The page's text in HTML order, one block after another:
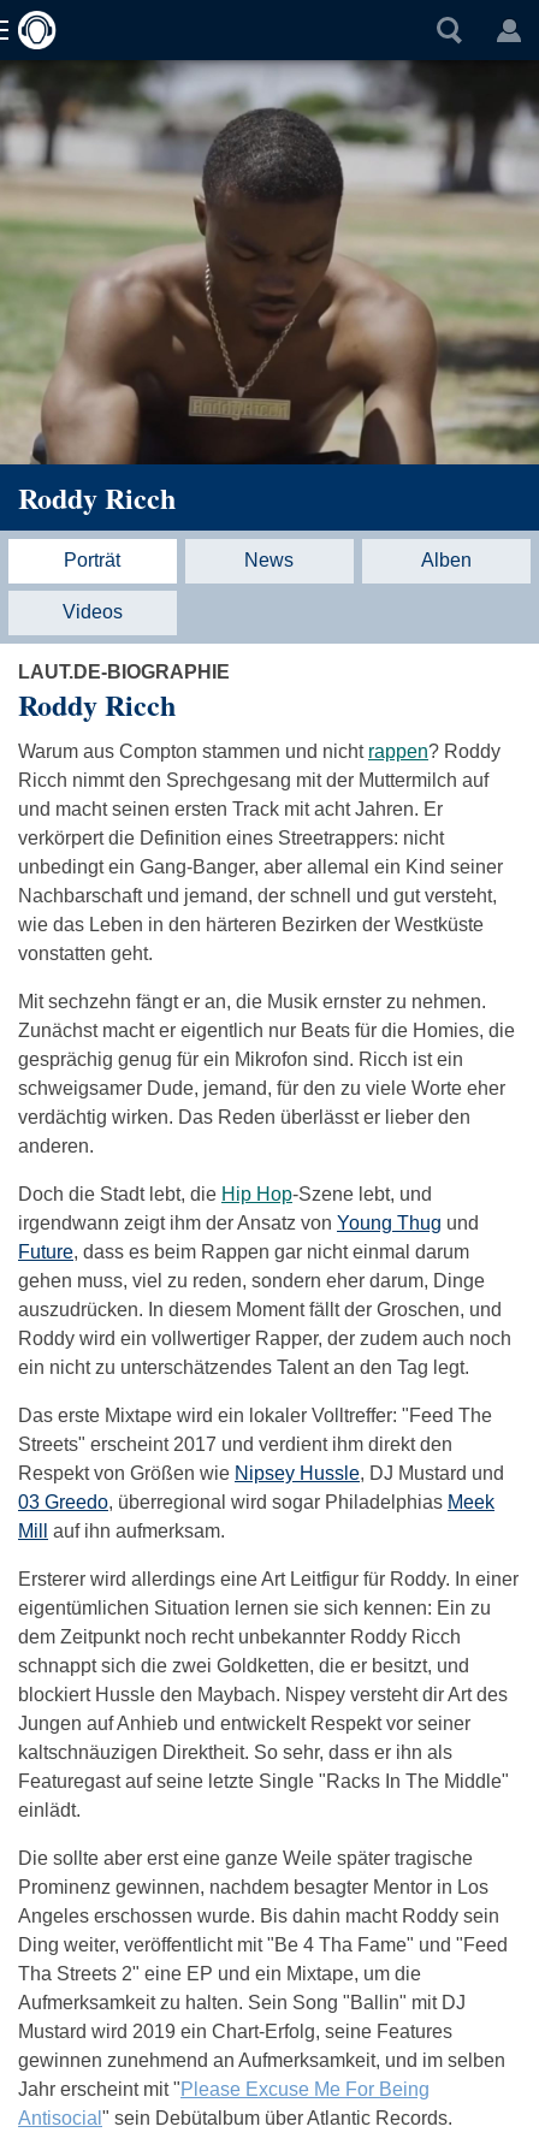
Roddy Ricch
Porträt News Alben
Videos
LAUT.DE-BIOGRAPHIE
Roddy Ricch
Warum aus Compton stammen und nicht rappen? Roddy
Ricch nimmt den Sprechgesang mit der Muttermilch auf
und macht seinen ersten Track mit acht Jahren. Er
verkörpert die Definition eines Streetrappers: nicht
unbedingt ein Gang-Banger, aber allemal ein Kind seiner
Nachbarschaft und jemand, der schnell und gut versteht,
wie das Leben in den härteren Bezirken der Westküste
vonstatten geht.
Mit sechzehn fängt er an, die Musik ernster zu nehmen.
Zunächst macht er eigentlich nur Beats für die Homies, die
gesprächig genug für ein Mikrofon sind. Ricch ist ein
schweigsamer Dude, jemand, für den zu viele Worte eher
verdächtig wirken. Das Reden überlässt er lieber den
anderen.
Doch die Stadt lebt, die Hip Hop-Szene lebt, und
irgendwann zeigt ihm der Ansatz von Young Thug und
Future, dass es beim Rappen gar nicht einmal darum
gehen muss, viel zu reden, sondern eher darum, Dinge
auszudrücken. In diesem Moment fällt der Groschen, und
Roddy wird ein vollwertiger Rapper, der zudem auch noch
ein nicht zu unterschätzendes Talent an den Tag legt.
Das erste Mixtape wird ein lokaler Volltreffer: "Feed The
Streets" erscheint 2017 und verdient ihm direkt den
Respekt von Größen wie Nipsey Hussle, DJ Mustard und
03 Greedo, überregional wird sogar Philadelphias Meek
Mill
auf ihn aufmerksam.
Ersterer wird allerdings eine Art Leitfigur für Roddy. In einer
eigentümlichen Situation lernen sie sich kennen: Ein zu
dem Zeitpunkt noch recht unbekannter Roddy Ricch
schnappt sich die zwei Goldketten, die er besitzt, und
blockiert Hussle den Maybach. Nispey versteht dir Art des
Jungen auf Anhieb und entwickelt Respekt vor seiner
kaltschnäuzigen Direktheit. So sehr, dass er ihn als
Featuregast auf seine letzte Single "Racks In The Middle"
einlädt.
Die sollte aber erst eine ganze Weile später tragische
Prominenz gewinnen, nachdem besagter Mentor in Los
Angeles erschossen wurde. Bis dahin macht Roddy sein
Ding weiter, veröffentlicht mit "Be 4 Tha Fame" und "Feed
Tha Streets 2" eine EP und ein Mixtape, um die
Aufmerksamkeit zu halten. Sein Song "Ballin" mit DJ
Mustard wird 2019 ein Chart-Erfolg, seine Features
gewinnen zunehmend an Aufmerksamkeit, und im selben
Jahr erscheint mit "Please Excuse Me For Being
Antisocial " sein Debütalbum über Atlantic Records.